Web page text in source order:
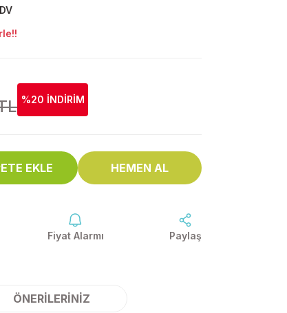
%20 İNDİRİM
EKLE HEMEN AL
Fiyat Alarmı Paylaş
ÖNERILERINIZ